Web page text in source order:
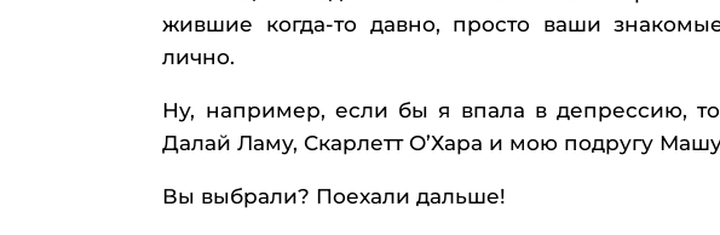
жившие когда-то давно, просто ваши
лично.
Ну, например, если бы я впала в депрессию,
Далай Ламу, Скарлетт О’Хара и мою подругу
Вы выбрали? Поехали дальше!